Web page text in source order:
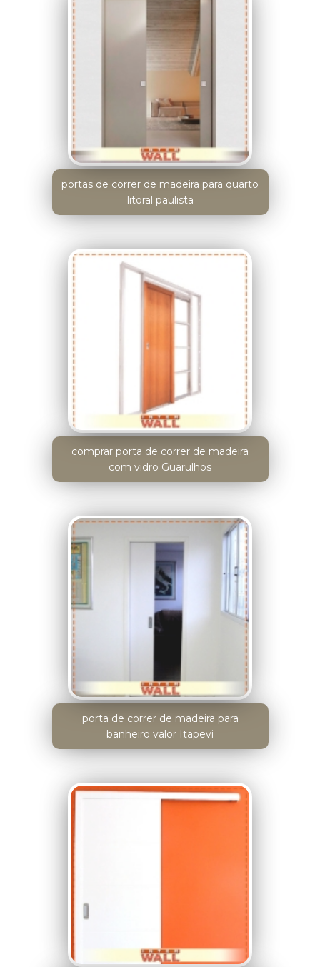
portas de correr de madeira para quarto
litoral paulista
comprar porta de correr de madeira
com vidro Guarulhos
porta de correr de madeira para
banheiro valor Itapevi